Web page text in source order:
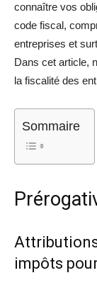
connaître vos
code fiscal,
entreprises et
Dans cet article,
la fiscalité des
Sommaire
impôts